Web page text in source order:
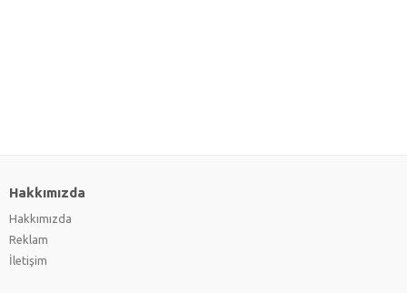
Hakkımızda
Hakkımızda
Reklam
İletişim